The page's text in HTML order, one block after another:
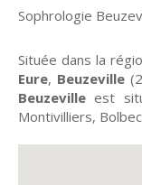
Sophrologie
Située dans la
Eure, Beuzeville
Beuzeville est
Montivilliers,